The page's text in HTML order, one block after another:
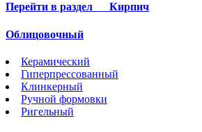
Перейти в раздел Кирпич
Облицовочный
Керамический
Гиперпрессованный
Клинкерный
Ручной формовки
Ригельный